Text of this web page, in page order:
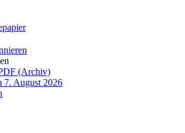
(Archiv)
7. August 2026